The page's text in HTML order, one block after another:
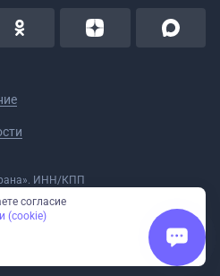
ИНН/КПП
№ 59-18-006319 (Приказ № 321 от
изображений и текстов возможно
на сайт Большая Страна.
согласие
(cookie)